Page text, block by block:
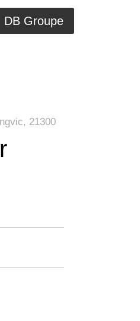
DB Groupe
21300